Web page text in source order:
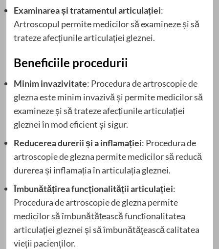
Examinarea și tratamentul articulației:
Artroscopul permite medicilor să examineze și să
trateze afecțiunile articulației gleznei.
Beneficiile procedurii
Minim invazivitate: Procedura de artroscopie de
glezna este minim invazivă și permite medicilor să
examineze și să trateze afecțiunile articulației
gleznei în mod eficient și sigur.
Reducerea durerii și a inflamației: Procedura de
artroscopie de glezna permite medicilor să reducă
durerea și inflamația în articulația gleznei.
Îmbunătățirea funcționalității articulației:
Procedura de artroscopie de glezna permite
medicilor să îmbunătățească funcționalitatea
articulației gleznei și să îmbunătățească calitatea
vieții pacienților.